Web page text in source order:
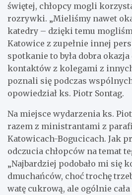
świętej, chłopcy mogli
rozrywki. „Mieliśmy nawet
katedry – dzięki temu
Katowice z zupełnie innej
spotkanie to była dobra
kontaktów z kolegami z
poznali się podczas
opowiedział ks. Piotr Sontag.
Na miejsce wydarzenia ks.
razem z ministrantami z
Katowicach-Bogucicach. Jak
odczucia chłopców na temat
„Najbardziej podobało mi się
dmuchańców, choć trochę
watę cukrową, ale ogólnie